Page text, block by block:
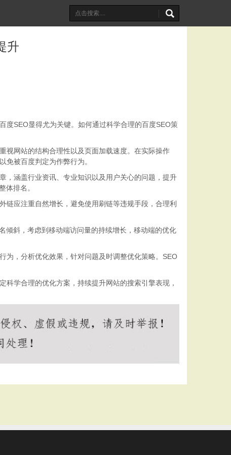
升
度SEO显得尤为关键。如何通过科学合理的百度SEO策
视网站的结构合理性以及页面加载速度。在实际操作
被百度判定为作弊行为。
，涵盖行业资讯、专业知识以及用户关心的问题，提升
体排名。
链应注重自然增长，避免使用刷链等违规手段，合理利
倾斜，考虑到移动端访问量的持续增长，移动端的优化
为，分析优化效果，针对问题及时调整优化策略。SEO
学合理的优化方案，持续提升网站的搜索引擎表现，